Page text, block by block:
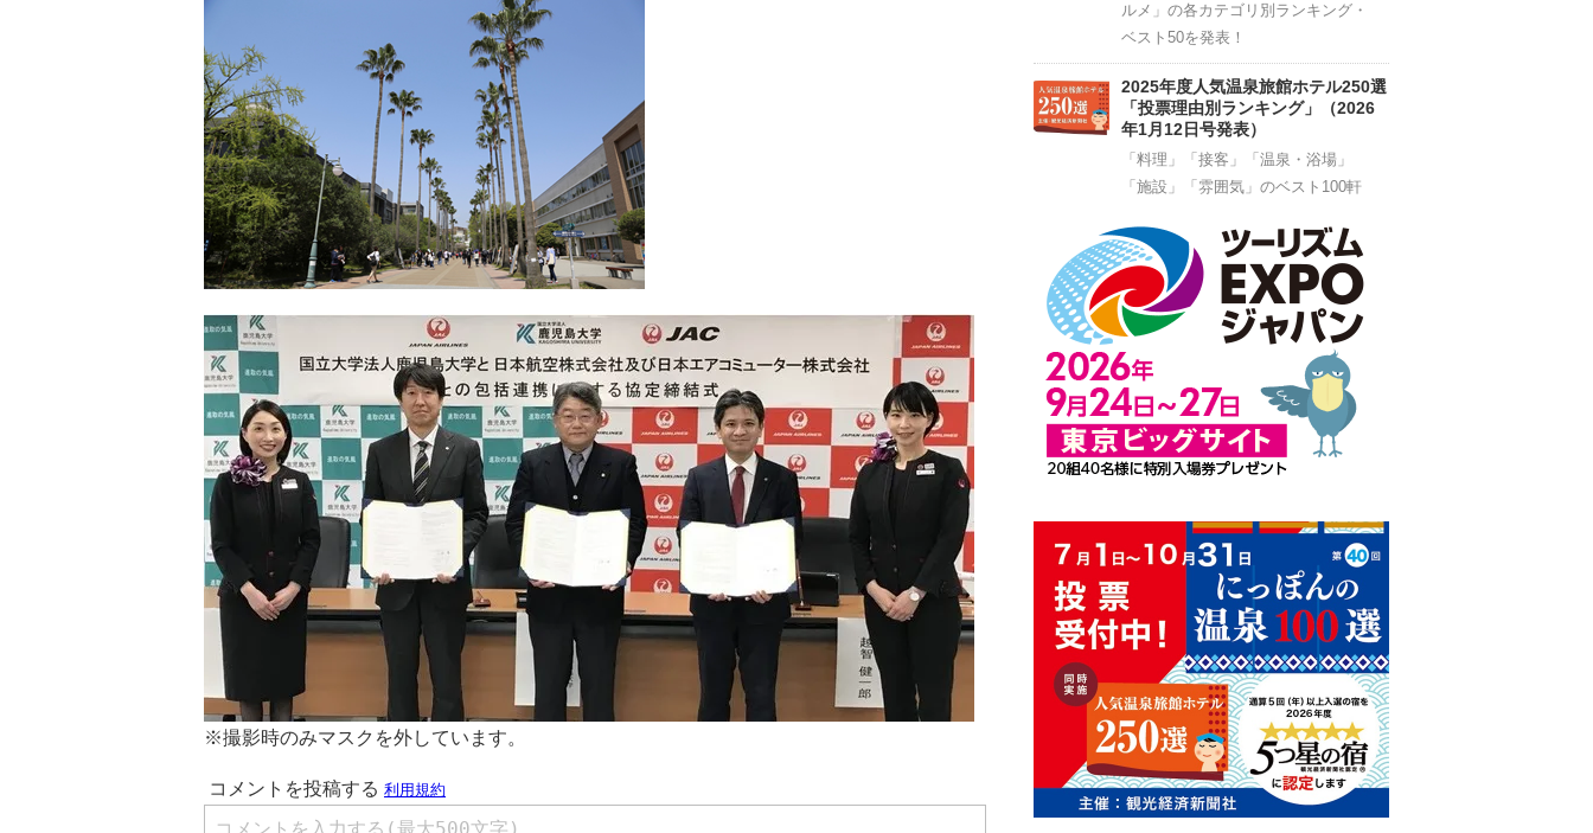
※撮影時のみマスクを外しています。
ルメ」の各カテゴリ別ランキング・
ベスト50を発表！
2025年度人気温泉旅館ホテル250選
「投票理由別ランキング」（2026
年1月12日号発表）
「料理」「接客」「温泉・浴場」
「施設」「雰囲気」のベスト100軒